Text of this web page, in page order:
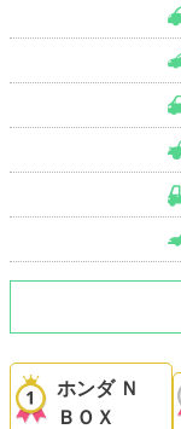
ホンダ Ｎ
ＢＯＸ